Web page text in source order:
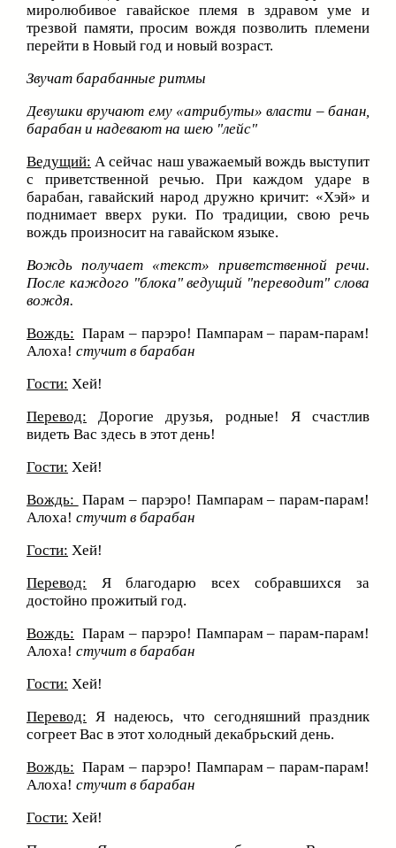
миролюбивое гавайское племя в здравом уме и
трезвой памяти, просим вождя позволить племени
перейти в Новый год и новый возраст.
Звучат барабанные ритмы
Девушки вручают ему «атрибуты» власти – банан,
барабан и надевают на шею "лейс"
Ведущий: А сейчас наш уважаемый вождь выступит
с приветственной речью. При каждом ударе в
барабан, гавайский народ дружно кричит: «Хэй» и
поднимает вверх руки. По традиции, свою речь
вождь произносит на гавайском языке.
Вождь получает «текст» приветственной речи.
После каждого "блока" ведущий "переводит" слова
вождя.
Вождь: Парам – парэро! Пампарам – парам-парам!
Алоха! стучит в барабан
Гости: Хей!
Перевод: Дорогие друзья, родные! Я счастлив
видеть Вас здесь в этот день!
Гости: Хей!
Вождь: Парам – парэро! Пампарам – парам-парам!
Алоха! стучит в барабан
Гости: Хей!
Перевод: Я благодарю всех собравшихся за
достойно прожитый год.
Вождь: Парам – парэро! Пампарам – парам-парам!
Алоха! стучит в барабан
Гости: Хей!
Перевод: Я надеюсь, что сегодняшний праздник
согреет Вас в этот холодный декабрьский день.
Вождь: Парам – парэро! Пампарам – парам-парам!
Алоха! стучит в барабан
Гости: Хей!